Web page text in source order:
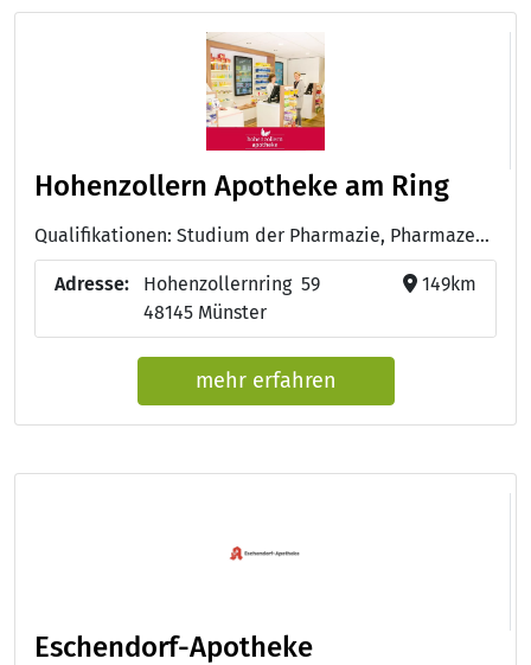
Hohenzollern Apotheke am Ring
Qualifikationen: Studium der Pharmazie, Pharmazeutisch-technische/r Assistent/in - PTA
Adresse:
Hohenzollernring 59
48145 Münster
149km
mehr erfahren
Eschendorf-Apotheke